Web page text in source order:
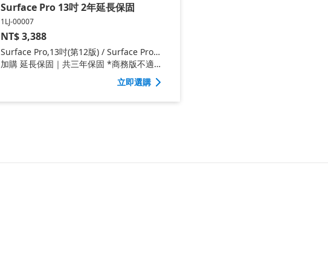
Surface Pro 13吋 2年延長保固
1LJ-00007
NT$3,388
Surface Pro,13吋(第12版) / Surface Pro
(第11版) 機型適用
加購 延長保固｜共三年保固 *商務版不適用
立即選購